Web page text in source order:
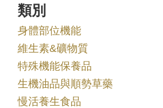
類別
身體部位機能
維生素&礦物質
特殊機能保養品
生機油品與順勢草藥
慢活養生食品